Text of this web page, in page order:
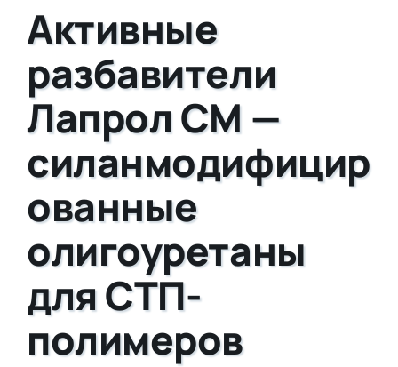
Активные
разбавители
Лапрол СМ —
силанмодифицир
ованные
олигоуретаны
для СТП-
полимеров